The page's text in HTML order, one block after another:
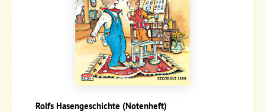
Rolfs Hasengeschichte (Notenheft)